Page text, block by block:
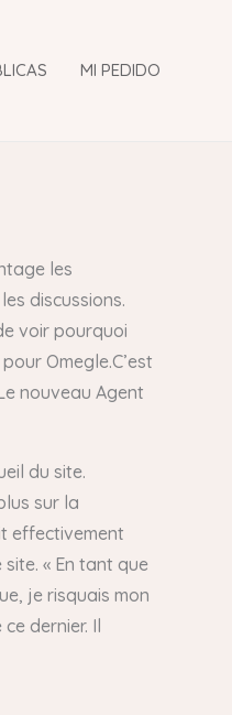
MI PEDIDO
les
discussions.
voir pourquoi
Omegle.C’est
nouveau Agent
du site.
sur la
effectivement
« En tant que
je risquais mon
dernier. Il